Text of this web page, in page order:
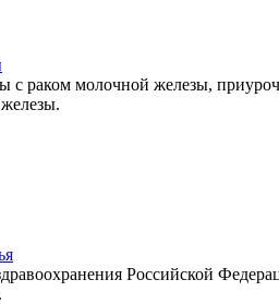
с раком молочной железы,
Российской